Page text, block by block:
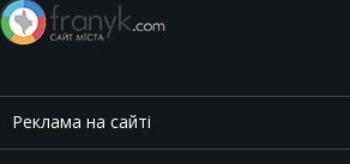
Реклама на сайті